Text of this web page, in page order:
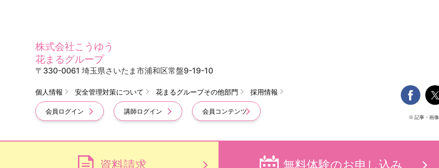
株式会社こうゆう
花まるグループ
〒330-0061 埼玉県さいたま市浦和区常盤9-19-10
個人情報 安全管理対策について 花まるグループその他部門 採用情報
会員ログイン 講師ログイン 会員コンテンツ

※ 記事・画
資料請求 無料体験のお申し込み